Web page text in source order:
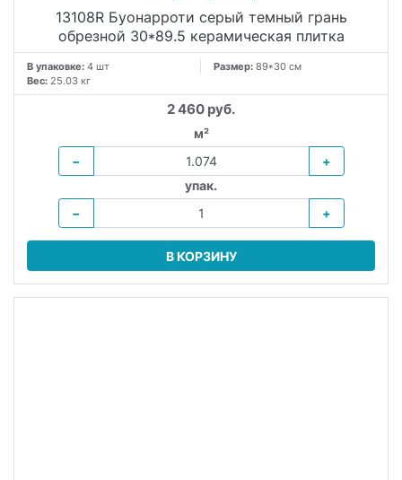
13108R Буонарроти серый темный грань
обрезной 30*89.5 керамическая плитка
В упаковке: 4 шт Размер: 89*30 см
Вес: 25.03 кг
2 460 руб.
м²
−
+
упак.
−
+
В КОРЗИНУ